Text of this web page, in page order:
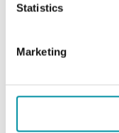
Statistics
Marketing